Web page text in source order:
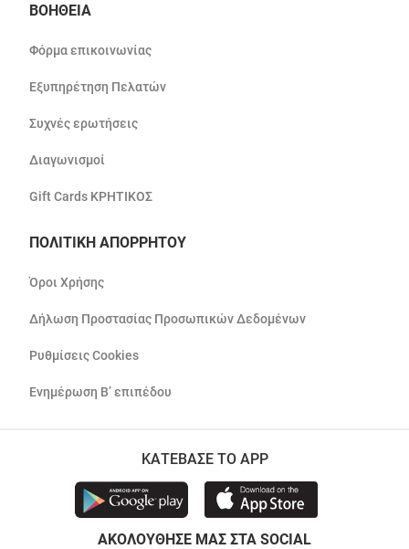
ΒΟΗΘΕΙΑ
Φόρμα επικοινωνίας
Εξυπηρέτηση Πελατών
Συχνές ερωτήσεις
Διαγωνισμοί
Gift Cards ΚΡΗΤΙΚΟΣ
ΠΟΛΙΤΙΚΗ ΑΠΟΡΡΗΤΟΥ
Όροι Χρήσης
Δήλωση Προστασίας Προσωπικών Δεδομένων
Ρυθμίσεις Cookies
Ενημέρωση Β’ επιπέδου
ΚΑΤΕΒΑΣΕ ΤΟ APP
ΑΚΟΛΟΥΘΗΣΕ ΜΑΣ ΣΤΑ SOCIAL